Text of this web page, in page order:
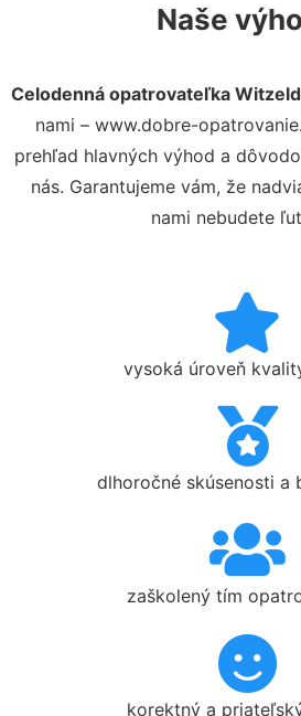
Naše
Celodenná opatrovateľka
nami – www.dobre-
prehľad hlavných výhod a
nás. Garantujeme vám, že
nami nebudete
vysoká úroveň
dlhoročné skúsenosti a
zaškolený tím
korektný a